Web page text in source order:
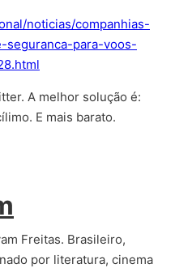
noticias/companhias-
seguranca-para-voos-
A melhor solução é:
E mais barato.
Freitas. Brasileiro,
por literatura, cinema